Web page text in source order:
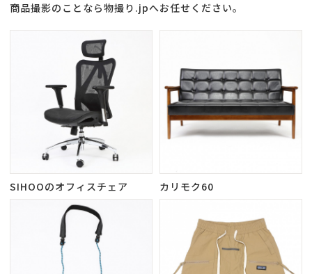
商品撮影のことなら物撮り.jpへお任せください。
SIHOOのオフィスチェア カリモク60